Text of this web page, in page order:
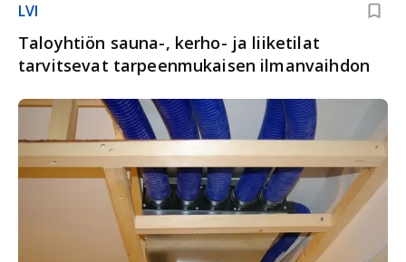
LVI
Taloyhtiön sauna-, kerho- ja liiketilat
tarvitsevat tarpeenmukaisen ilmanvaihdon